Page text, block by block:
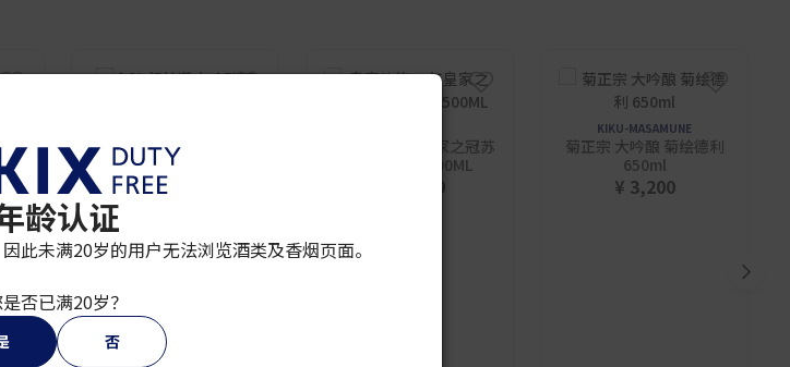
¥ 2,200
皇家礼炮32年皇家之冠苏
格兰威士忌 500ML
¥ 65,700
KIKU-MASAMUNE
菊正宗 大吟酿 菊绘德利
650ml
¥ 3,200
龄认证
此未满20岁的用户无法浏览酒类及香烟页面。
否已满20岁？
否